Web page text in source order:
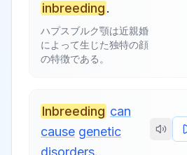
inbreeding.
ハプスブルク顎は近親婚
によって生じた独特の顔
の特徴である。
Inbreeding can
cause genetic
disorders.